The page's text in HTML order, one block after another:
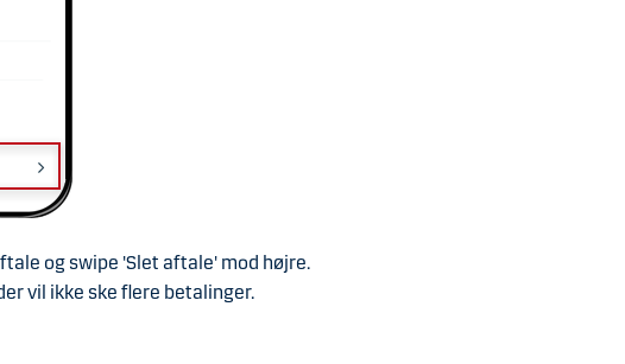
og swipe 'Slet aftale' mod højre.
vil ikke ske flere betalinger.